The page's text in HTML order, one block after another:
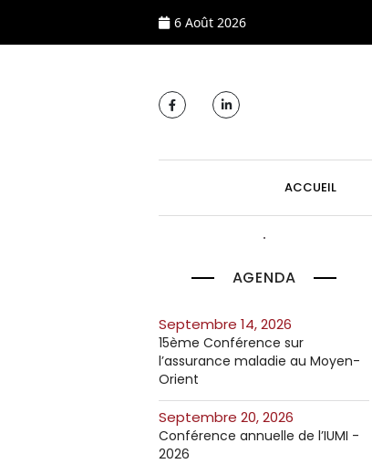
6 Août 2026
ACCUEIL
AGENDA
septembre 14, 2026
15ème Conférence sur
l’assurance maladie au Moyen-
Orient
septembre 20, 2026
Conférence annuelle de l’IUMI -
2026